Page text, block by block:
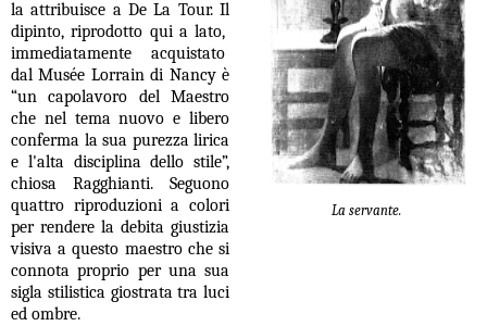
la attribuisce a De La Tour. Il
dipinto, riprodotto qui a lato,
immediatamente acquistato
dal Musée Lorrain di Nancy è
“un capolavoro del Maestro
che nel tema nuovo e libero
conferma la sua purezza lirica
e l'alta disciplina dello stile”,
chiosa Ragghianti. Seguono
quattro riproduzioni a colori
per rendere la debita giustizia
visiva a questo maestro che si
connota proprio per una sua
sigla stilistica giostrata tra luci
ed ombre.
La servante.